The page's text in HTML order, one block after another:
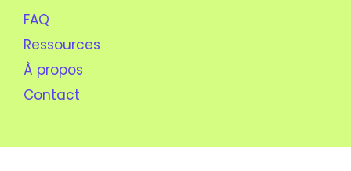
FAQ
Ressources
À propos
Contact